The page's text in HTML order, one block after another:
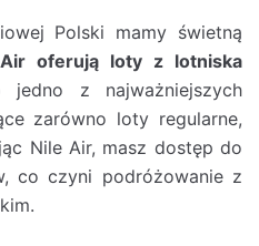
Polski mamy świetną
oferują loty z lotniska
z najważniejszych
zarówno loty regularne,
Nile Air, masz dostęp do
co czyni podróżowanie z